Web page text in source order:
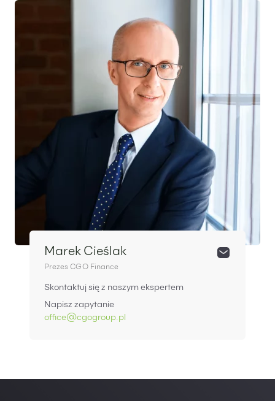
Marek Cieślak
Prezes CGO Finance
Skontaktuj się z naszym ekspertem
Napisz zapytanie
office@cgogroup.pl